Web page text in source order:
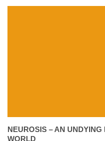
NEUROSIS – AN
WORLD